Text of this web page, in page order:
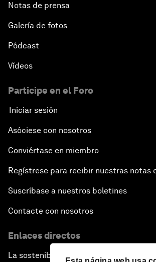
Notas de prensa
Galería de fotos
Pódcast
Vídeos
Participe en el Foro
Iniciar sesión
Asóciese con nosotros
Conviértase en miembro
Regístrese para recibir nuestras notas
Suscríbase a nuestros boletines
Contacte con nosotros
Enlaces directos
La sostenibilidad en el Foro